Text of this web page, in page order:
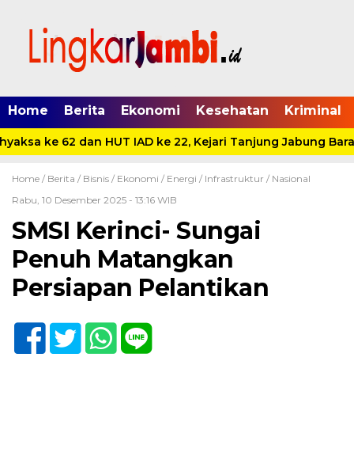
Home Berita Ekonomi Kesehatan Kriminal
ke 62 dan HUT IAD ke 22, Kejari Tanjung Jabung
Home / Berita / Bisnis / Ekonomi / Energi / Infrastruktur / Nasional
Rabu, 10 Desember 2025 - 13:16 WIB
SMSI Kerinci- Sungai
Penuh Matangkan
Persiapan Pelantikan